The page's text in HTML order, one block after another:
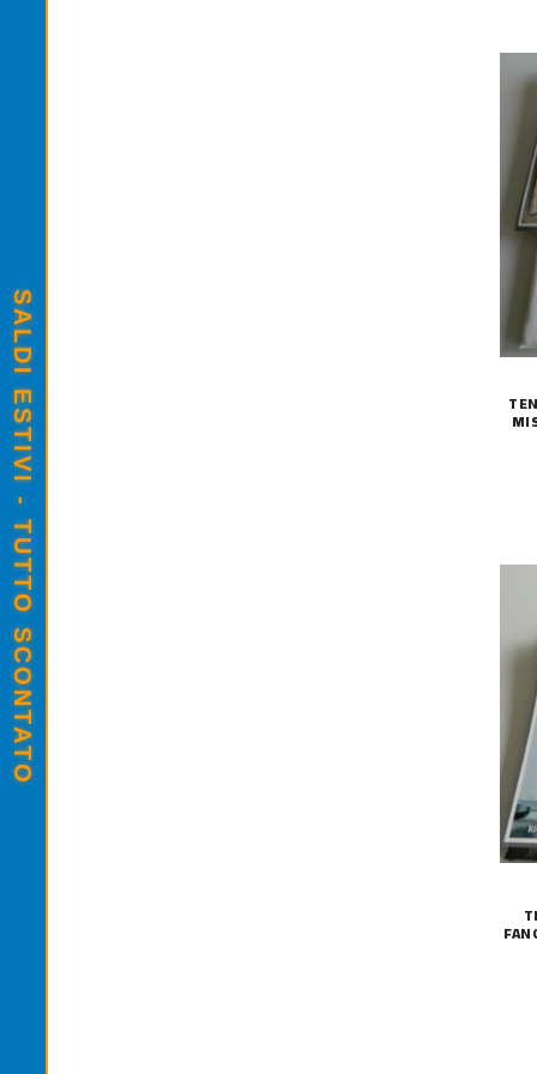
SALDI ESTIVI - TUTTO SCONTATO